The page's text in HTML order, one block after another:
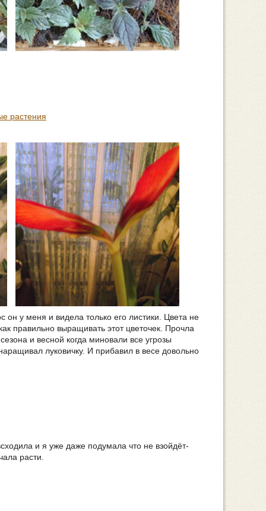
растения
он у меня и видела только его листики. Цвета не
правильно выращивать этот цветочек. Прочла
и весной когда миновали все угрозы
луковичку. И прибавил в весе довольно
и я уже даже подумала что не взойдёт-
расти.